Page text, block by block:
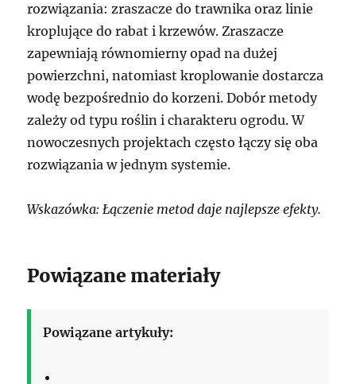
rozwiązania: zraszacze do trawnika oraz linie
kroplujące do rabat i krzewów. Zraszacze
zapewniają równomierny opad na dużej
powierzchni, natomiast kroplowanie dostarcza
wodę bezpośrednio do korzeni. Dobór metody
zależy od typu roślin i charakteru ogrodu. W
nowoczesnych projektach często łączy się oba
rozwiązania w jednym systemie.
Wskazówka: Łączenie metod daje najlepsze efekty.
Powiązane materiały
Powiązane artykuły: